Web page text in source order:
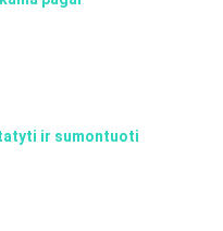
ir sumontuoti